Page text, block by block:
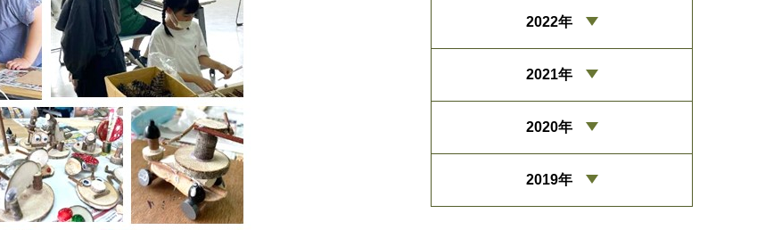
2022年
2021年
2020年
2019年